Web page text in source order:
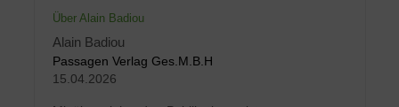
Über Alain Badiou
Alain Badiou
Passagen Verlag Ges.M.B.H
15.04.2026